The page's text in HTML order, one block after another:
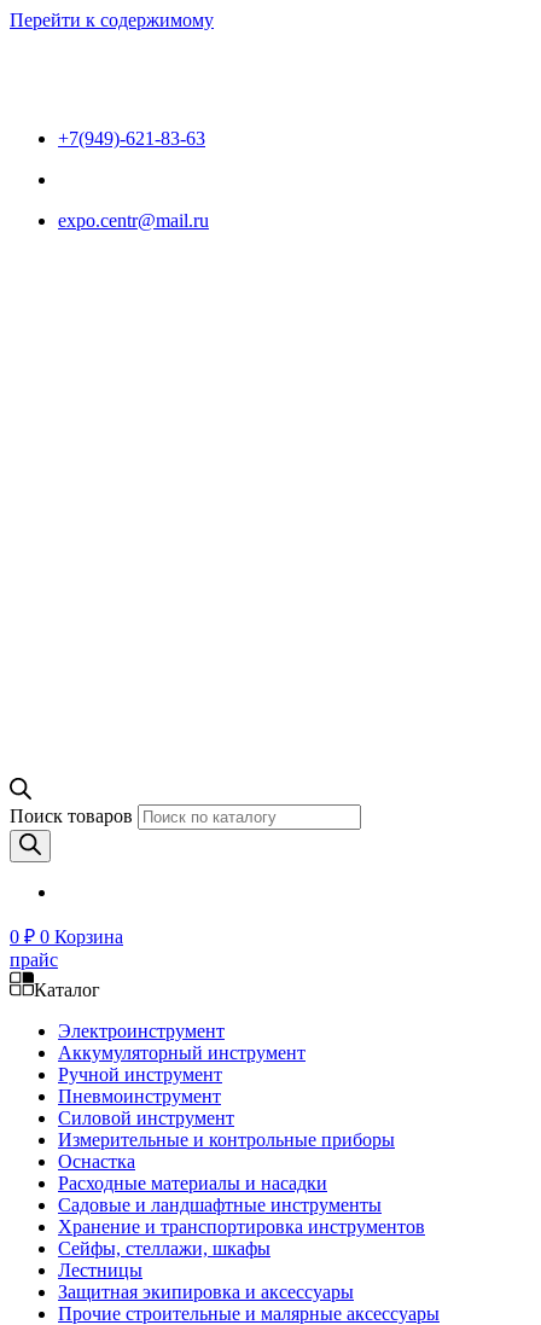
Перейти к содержимому
+7(949)-621-83-63
expo.centr@mail.ru
Поиск товаров
0 ₽ 0 Корзина
прайс
Каталог
Электроинструмент
Аккумуляторный инструмент
Ручной инструмент
Пневмоинструмент
Силовой инструмент
Измерительные и контрольные приборы
Оснастка
Расходные материалы и насадки
Садовые и ландшафтные инструменты
Хранение и транспортировка инструментов
Сейфы, стеллажи, шкафы
Лестницы
Защитная экипировка и аксессуары
Прочие строительные и малярные аксессуары